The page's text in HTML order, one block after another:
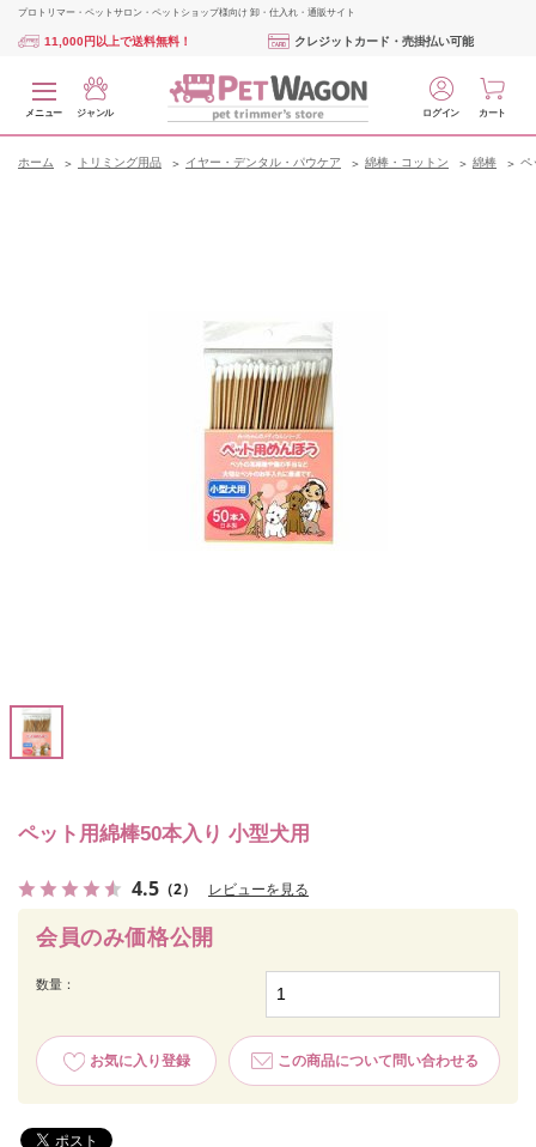
プロトリマー・ペットサロン・ペットショップ様向け 卸・仕入れ・通販サイト
11,000円以上で送料無料！ クレジットカード・売掛払い可能
メニュー ジャンル ログイン カート
ホーム トリミング用品 イヤー・デンタル・パウケア 綿棒・コットン 綿棒 ペ
ペット用綿棒50本入り 小型犬用
4.5 （2） レビューを見る
会員のみ価格公開
数量：
お気に入り登録 この商品について問い合わせる